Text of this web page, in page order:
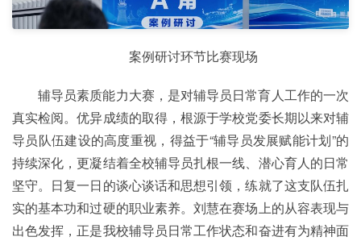
案例研讨环节比赛现场
辅导员素质能力大赛，是对辅导员日常育人工作的一次
真实检阅。优异成绩的取得，根源于学校党委长期以来对辅
导员队伍建设的高度重视，得益于“辅导员发展赋能计划”的
持续深化，更凝结着全校辅导员扎根一线、潜心育人的日常
坚守。日复一日的谈心谈话和思想引领，练就了这支队伍扎
实的基本功和过硬的职业素养。刘慧在赛场上的从容表现与
出色发挥，正是我校辅导员日常工作状态和奋进有为精神面